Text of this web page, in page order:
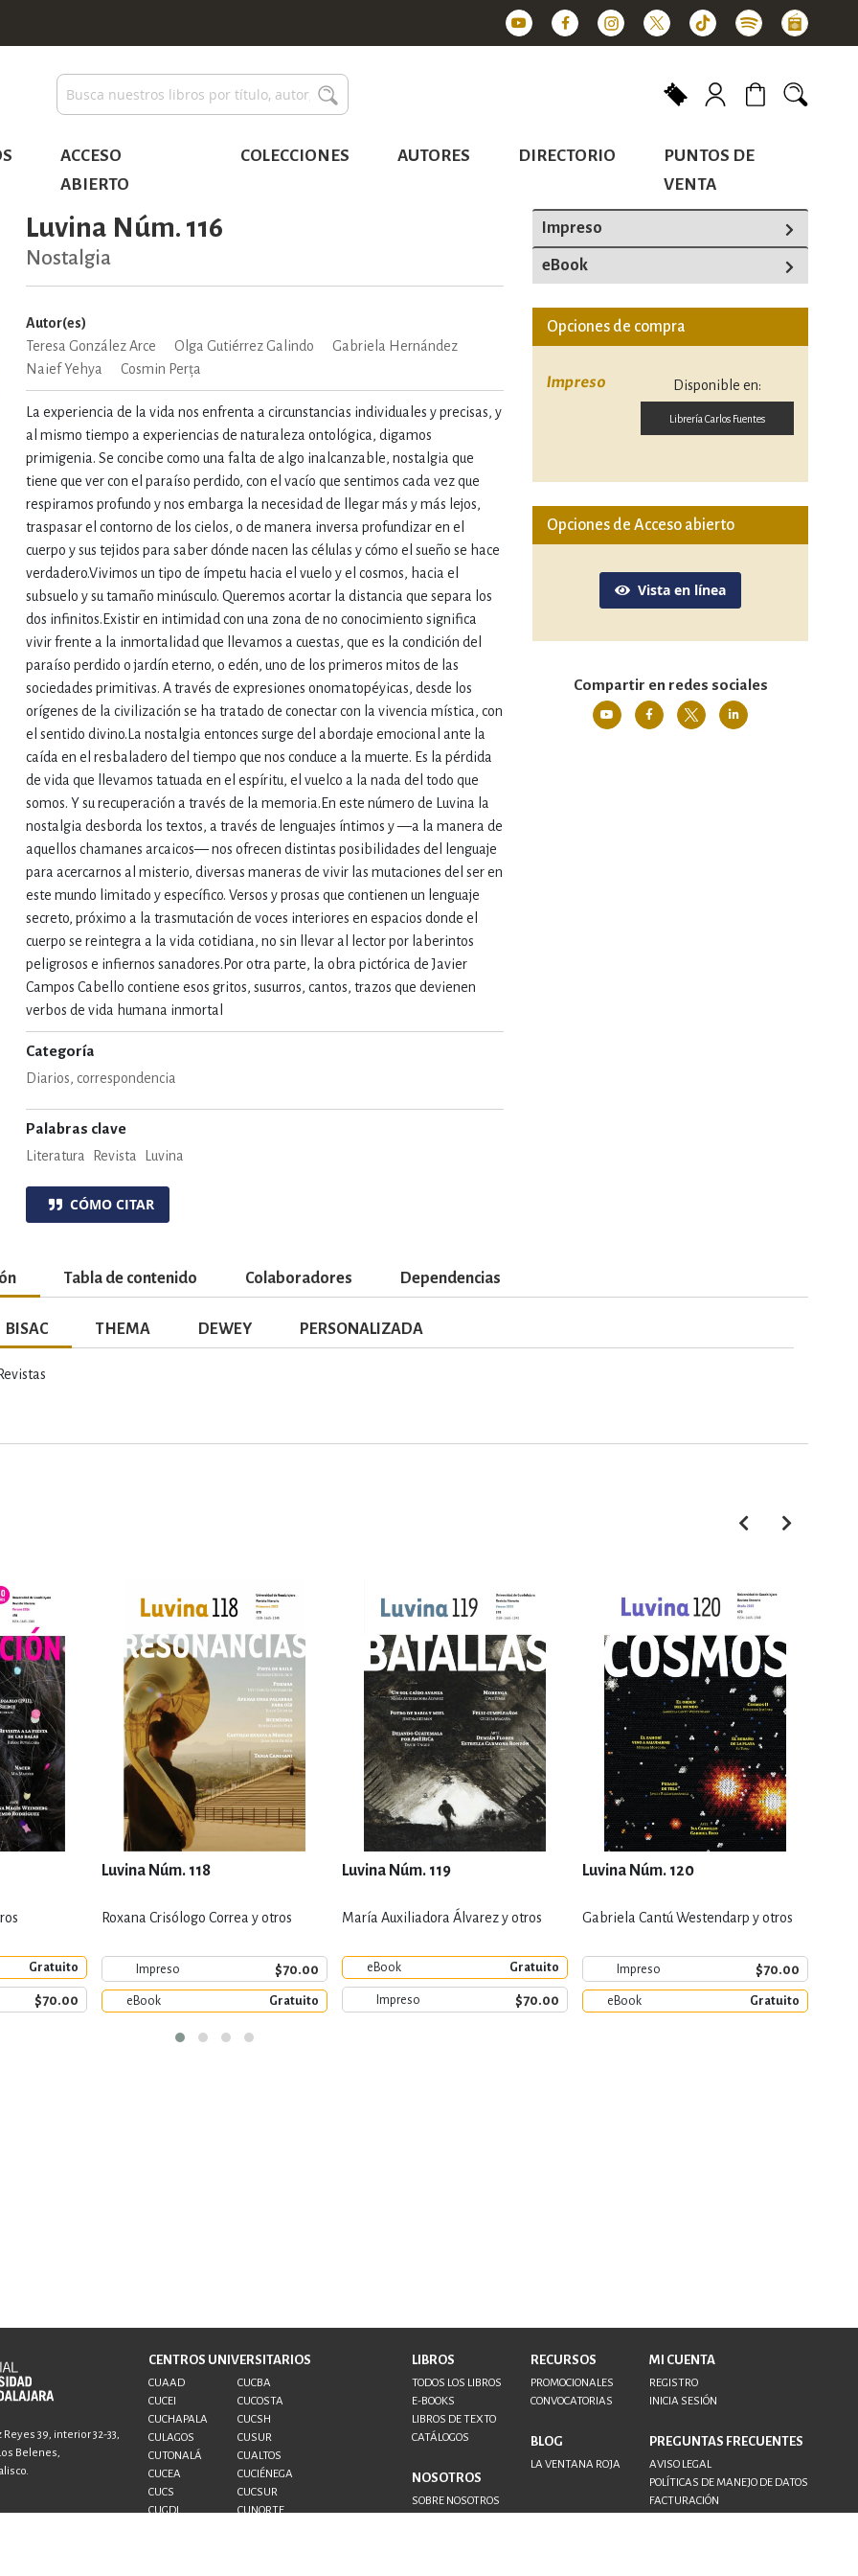
Buscar
ACCESO
ABIERTO
COLECCIONES AUTORES DIRECTORIO
PUNTOS DE
VENTA
Luvina Núm. 116
Nostalgia
Autor(es)
Teresa González Arce
Olga Gutiérrez Galindo
Gabriela Hernández
Naief Yehya
Cosmin Perța
La experiencia de la vida nos enfrenta a circunstancias individuales y precisas, y
al mismo tiempo a experiencias de naturaleza ontológica, digamos
primigenia. Se concibe como una falta de algo inalcanzable, nostalgia que
tiene que ver con el paraíso perdido, con el vacío que sentimos cada vez que
respiramos profundo y nos embarga la necesidad de llegar más y más lejos,
traspasar el contorno de los cielos, o de manera inversa profundizar en el
cuerpo y sus tejidos para saber dónde nacen las células y cómo el sueño se hace
verdadero.Vivimos un tipo de ímpetu hacia el vuelo y el cosmos, hacia el
subsuelo y su tamaño minúsculo. Queremos acortar la distancia que separa los
dos infinitos.Existir en intimidad con una zona de no conocimiento significa
vivir frente a la inmortalidad que llevamos a cuestas, que es la condición del
paraíso perdido o jardín eterno, o edén, uno de los primeros mitos de las
sociedades primitivas. A través de expresiones onomatopéyicas, desde los
orígenes de la civilización se ha tratado de conectar con la vivencia mística, con
el sentido divino.La nostalgia entonces surge del abordaje emocional ante la
caída en el resbaladero del tiempo que nos conduce a la muerte. Es la pérdida
de vida que llevamos tatuada en el espíritu, el vuelco a la nada del todo que
somos. Y su recuperación a través de la memoria.En este número de Luvina la
nostalgia desborda los textos, a través de lenguajes íntimos y —a la manera de
aquellos chamanes arcaicos— nos ofrecen distintas posibilidades del lenguaje
para acercarnos al misterio, diversas maneras de vivir las mutaciones del ser en
este mundo limitado y específico. Versos y prosas que contienen un lenguaje
secreto, próximo a la trasmutación de voces interiores en espacios donde el
cuerpo se reintegra a la vida cotidiana, no sin llevar al lector por laberintos
peligrosos e infiernos sanadores.Por otra parte, la obra pictórica de Javier
Campos Cabello contiene esos gritos, susurros, cantos, trazos que devienen
verbos de vida humana inmortal
Categoría
Diarios, correspondencia
Palabras clave
Literatura Revista Luvina
CÓMO CITAR
Impreso
eBook
Opciones de compra
Impreso Disponible en:
Librería Carlos Fuentes
Opciones de Acceso abierto
Vista en línea
Compartir en redes sociales
Tabla de contenido Colaboradores Dependencias
BISAC THEMA DEWEY PERSONALIZADA
Gratuito
$70.00
Luvina Núm. 118
Roxana Crisólogo Correa y otros
Impreso $70.00
eBook Gratuito
Luvina Núm. 119
María Auxiliadora Álvarez y otros
eBook Gratuito
Impreso $70.00
Luvina Núm. 120
Gabriela Cantú Westendarp y otros
Impreso $70.00
eBook Gratuito
39, interior 32-33,
Belenes,
CENTROS UNIVERSITARIOS
CUAAD
CUCBA
CUCEI
CUCOSTA
CUCHAPALA
CUCSH
CULAGOS
CUSUR
CUTONALÁ
CUALTOS
CUCEA
CUCIÉNEGA
CUCS
CUCSUR
CUGDL
CUNORTE
LIBROS
TODOS LOS LIBROS
E-BOOKS
LIBROS DE TEXTO
CATÁLOGOS
NOSOTROS
SOBRE NOSOTROS
RECURSOS
PROMOCIONALES
CONVOCATORIAS
BLOG
LA VENTANA ROJA
MI CUENTA
REGISTRO
INICIA SESIÓN
PREGUNTAS FRECUENTES
AVISO LEGAL
POLÍTICAS DE MANEJO DE DATOS
FACTURACIÓN